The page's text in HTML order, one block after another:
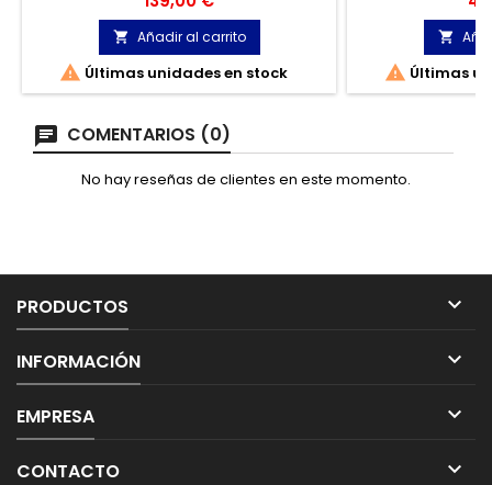
 Añadir al carrito
 Últimas unidades en stock
una
en
 Últimas
COMENTARIOS (0)
No hay reseñas de clientes en este momento.
PRODUCTOS 
INFORMACIÓN 
EMPRESA 
CONTACTO 